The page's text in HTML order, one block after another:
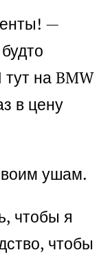
—
на BMW
в цену
ушам.
чтобы я
чтобы